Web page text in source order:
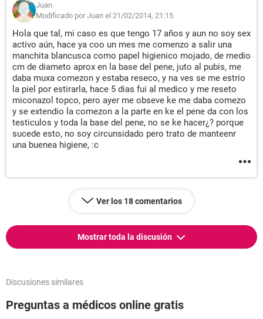
Juan
Modificado por Juan el 21/02/2014, 21:15
Hola que tal, mi caso es que tengo 17 años y aun no soy sex
activo aún, hace ya coo un mes me comenzo a salir una
manchita blancusca como papel higienico mojado, de medio
cm de diameto aprox en la base del pene, juto al pubis, me
daba muxa comezon y estaba reseco, y na ves se me estrio
la piel por estirarla, hace 5 dias fui al medico y me reseto
miconazol topco, pero ayer me obseve ke me daba comezo
y se extendio la comezon a la parte en ke el pene da con los
testiculos y toda la base del pene, no se ke hacer¿? porque
sucede esto, no soy circunsidado pero trato de manteenr
una buenea higiene, :c
Ver los 18 comentarios
Mostrar toda la discusión
Discusiones similares
Preguntas a médicos online gratis